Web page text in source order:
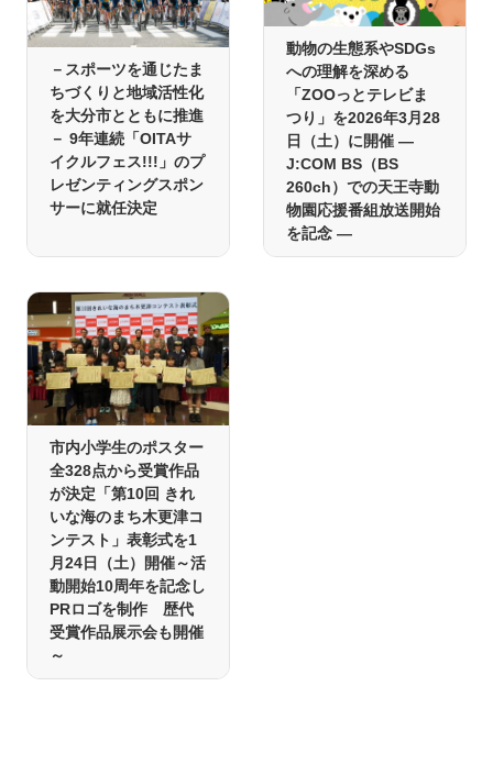
－スポーツを通じたま
ちづくりと地域活性化
を大分市とともに推進
－ 9年連続「OITAサ
イクルフェス!!!」のプ
レゼンティングスポン
サーに就任決定
動物の生態系やSDGs
への理解を深める
「ZOOっとテレビま
つり」を2026年3月28
日（土）に開催 ―
J:COM BS（BS
260ch）での天王寺動
物園応援番組放送開始
を記念 ―
市内小学生のポスター
全328点から受賞作品
が決定「第10回 きれ
いな海のまち木更津コ
ンテスト」表彰式を1
月24日（土）開催～活
動開始10周年を記念し
PRロゴを制作 歴代
受賞作品展示会も開催
～